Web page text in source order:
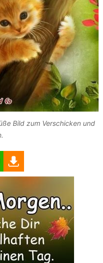
Bild zum Verschicken und